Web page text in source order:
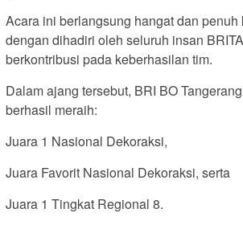
Acara ini berlangsung hangat dan penuh
dengan dihadiri oleh seluruh insan
berkontribusi pada keberhasilan tim.
Dalam ajang tersebut, BRI BO
berhasil meraih:
Juara 1 Nasional Dekoraksi,
Juara Favorit Nasional Dekoraksi, serta
Juara 1 Tingkat Regional 8.